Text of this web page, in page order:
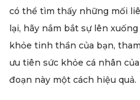
có thể tìm thấy những mối
lại, hãy nắm bắt sự lên
khỏe tinh thần của bạn,
ưu tiên sức khỏe cá nhân
đoạn này một cách hiệu quả.